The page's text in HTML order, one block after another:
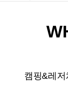
캠핑&레